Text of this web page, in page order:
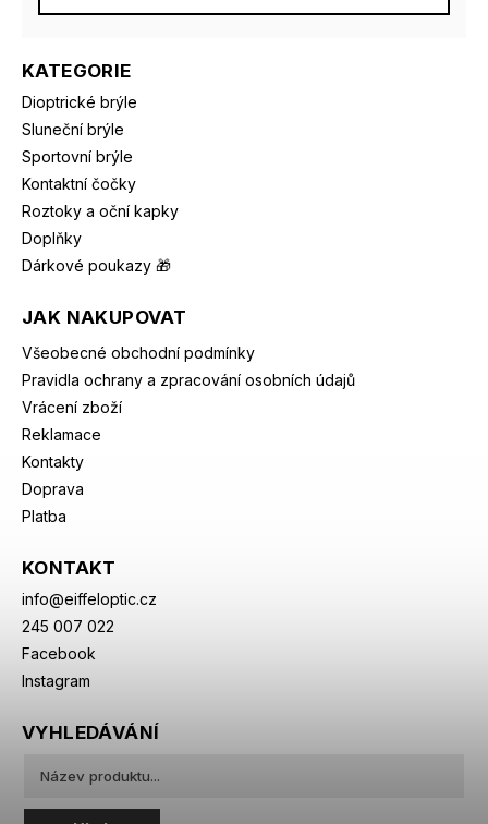
KATEGORIE
Dioptrické brýle
Sluneční brýle
Sportovní brýle
Kontaktní čočky
Roztoky a oční kapky
Doplňky
Dárkové poukazy 🎁
JAK NAKUPOVAT
Všeobecné obchodní podmínky
Pravidla ochrany a zpracování osobních údajů
Vrácení zboží
Reklamace
Kontakty
Doprava
Platba
KONTAKT
info@eiffeloptic.cz
245 007 022
Facebook
Instagram
VYHLEDÁVÁNÍ